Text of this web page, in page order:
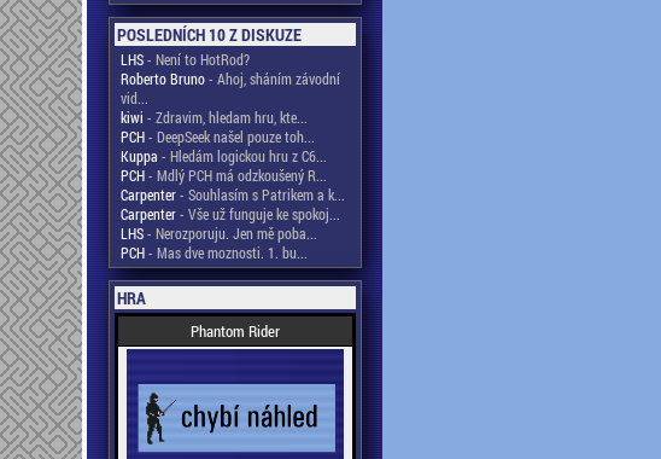
POSLEDNÍCH 10 Z DISKUZE
LHS- Není to HotRod?
Roberto Bruno- Ahoj, sháním závodní
vid...
kiwi - Zdravim, hledam hru, kte...
PCH- DeepSeek našel pouze toh...
Kuppa - Hledám logickou hru z C6...
PCH- Mdlý PCH má odzkoušený R...
Carpenter- Souhlasím s Patrikem a k...
Carpenter- Vše už funguje ke spokoj...
LHS- Nerozporuju. Jen mě poba...
PCH- Mas dve moznosti. 1. bu...
HRA
Phantom Rider